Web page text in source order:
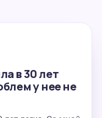
в 30 лет
у нее не